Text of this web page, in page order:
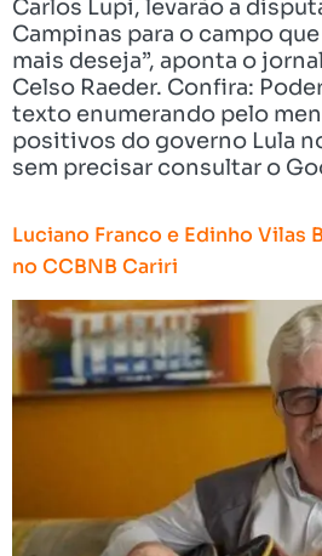
Carlos Lupi, levarão a
Campinas para o campo
mais deseja”, aponta o
Celso Raeder. Confira:
texto enumerando pelo
positivos do governo Lula
sem precisar consultar o
Luciano Franco e Edinho Vilas
no CCBNB Cariri